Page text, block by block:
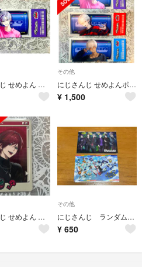
にじさんじ せめよん ポップアップ 現地購入特典 不破湊
その他
にじさんじ せめよんポップアップ 現地購入特典 3種セット
¥ 1,500
にじさんじ せめよん ポップアップ ローレン
その他
にじさんじ ランダム特典ステッカー にじフェス
¥ 650